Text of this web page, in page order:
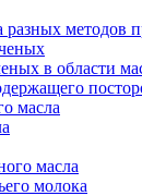
разных методов
в области
масла
масла
молока